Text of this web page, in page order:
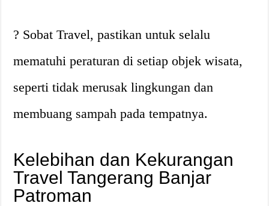
? Sobat Travel, pastikan untuk selalu
mematuhi peraturan di setiap objek wisata,
seperti tidak merusak lingkungan dan
membuang sampah pada tempatnya.
Kelebihan dan Kekurangan
Travel Tangerang Banjar
Patroman